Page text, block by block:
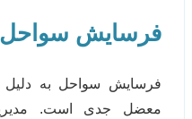
فرسایش
فرسایش سواحل به دلیل
معضل جدی است.